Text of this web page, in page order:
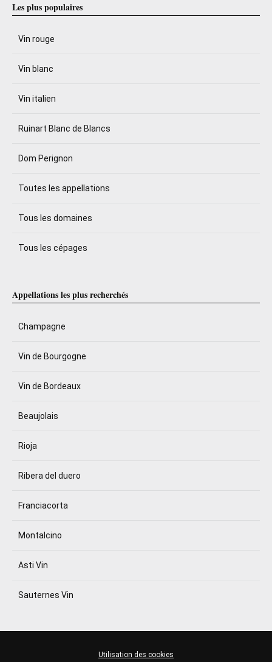
Les plus populaires
Vin rouge
Vin blanc
Vin italien
Ruinart Blanc de Blancs
Dom Perignon
Toutes les appellations
Tous les domaines
Tous les cépages
Appellations les plus recherchés
Champagne
Vin de Bourgogne
Vin de Bordeaux
Beaujolais
Rioja
Ribera del duero
Franciacorta
Montalcino
Asti Vin
Sauternes Vin
Utilisation des cookies